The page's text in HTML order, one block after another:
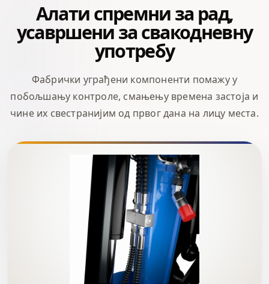
Алати спремни за рад,
усавршени за свакодневну
употребу
Фабрички уграђени компоненти помажу у
побољшању контроле, смањењу времена застоја и
чине их свестранијим од првог дана на лицу места.